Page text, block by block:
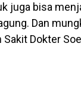
juga bisa
Dan
Dokter